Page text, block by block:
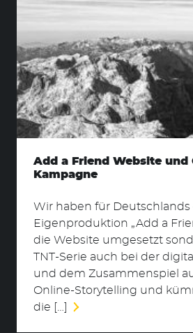
Suchen
nach:
Add a Friend Website und
Kampagne
Wir haben für Deutschlands
Eigenproduktion „Add a
die Website umgesetzt
TNT-Serie auch bei der
und dem Zusammenspiel
Online-Storytelling und
die […]